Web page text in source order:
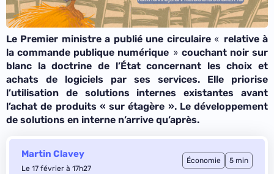
Le Premier ministre a publié une circulaire « relative à
la commande publique numérique » couchant noir sur
blanc la doctrine de l’État concernant les choix et
achats de logiciels par ses services. Elle priorise
l’utilisation de solutions internes existantes avant
l’achat de produits « sur étagère ». Le développement
de solutions en interne n’arrive qu’après.
Martin Clavey
Le 17 février à 17h27
Économie 5 min